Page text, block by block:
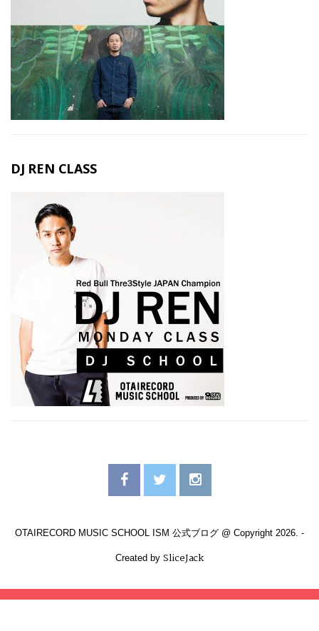
DJ REN CLASS
OTAIRECORD MUSIC SCHOOL ISM 公式ブログ @ Copyright 2026. -
Created by SliceJack